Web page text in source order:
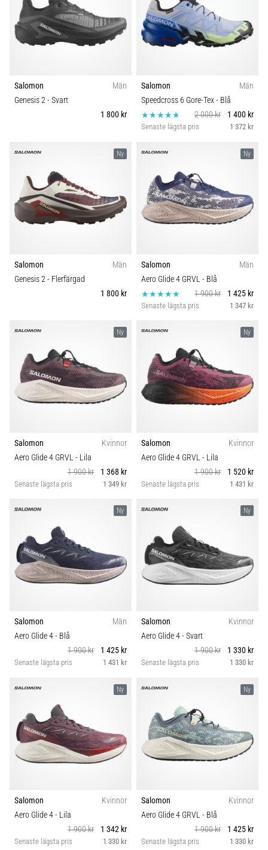
Salomon
Män
Genesis 2- Svart
1 800 kr
Salomon
Män
Speedcross 6 Gore-Tex- Blå
2 000 kr
1 400 kr
Senaste lägsta pris 1 372 kr
Ny
Salomon
Män
Genesis 2- Flerfärgad
1 800 kr
Ny
Salomon
Män
Aero Glide 4 GRVL - Blå
1 900 kr
1 425 kr
Senaste lägsta pris 1 347 kr
Ny
Salomon
Kvinnor
Aero Glide 4 GRVL - Lila
1 900 kr
1 368 kr
Senaste lägsta pris 1 349 kr
Ny
Salomon
Kvinnor
Aero Glide 4 GRVL - Lila
1 900 kr
1 520 kr
Senaste lägsta pris 1 431 kr
Ny
Salomon
Män
Aero Glide 4- Blå
1 900 kr
1 425 kr
Senaste lägsta pris 1 431 kr
Ny
Salomon
Kvinnor
Aero Glide 4- Svart
1 900 kr
1 330 kr
Senaste lägsta pris 1 330 kr
Ny
Salomon
Kvinnor
Aero Glide 4- Lila
1 900 kr
1 342 kr
Senaste lägsta pris 1 330 kr
Ny
Salomon
Kvinnor
Aero Glide 4 GRVL - Blå
1 900 kr
1 425 kr
Senaste lägsta pris 1 330 kr